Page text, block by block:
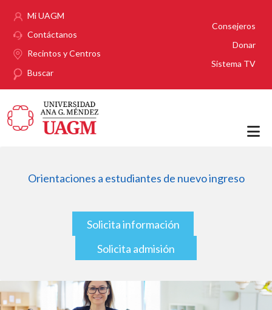
Mi UAGM
Contáctanos
Recintos y Centros
Buscar
Consejeros
Donar
Sistema TV
Orientaciones a estudiantes de nuevo ingreso
Solicita información
Solicita admisión